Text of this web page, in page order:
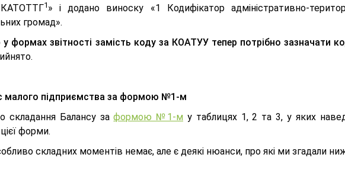
1 » і додано виноску «1 Кодифікатор адміністративно-
громад».
у формах звітності замість коду за КОАТУУ тепер потрібно зазначати
малого підприємства за формою №1-м
складання Балансу заформою №1-м у таблицях 1, 2 та 3, у яких
форми.
складних моментів немає, але є деякі нюанси, про які ми згадали